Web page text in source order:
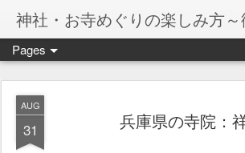
Pages
AUG
31 兵庫県の寺院：